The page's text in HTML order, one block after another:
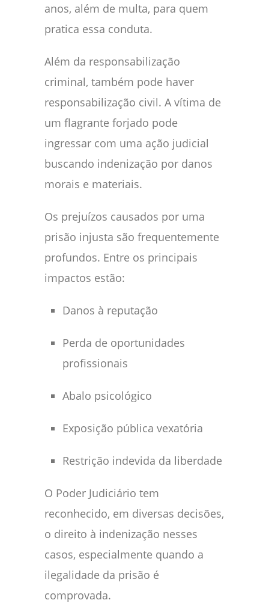
anos, além de multa, para quem
pratica essa conduta.
Além da responsabilização
criminal, também pode haver
responsabilização civil. A vítima de
um flagrante forjado pode
ingressar com uma ação judicial
buscando indenização por danos
morais e materiais.
Os prejuízos causados por uma
prisão injusta são frequentemente
profundos. Entre os principais
impactos estão:
Danos à reputação
Perda de oportunidades
profissionais
Abalo psicológico
Exposição pública vexatória
Restrição indevida da liberdade
O Poder Judiciário tem
reconhecido, em diversas decisões,
o direito à indenização nesses
casos, especialmente quando a
ilegalidade da prisão é
comprovada.